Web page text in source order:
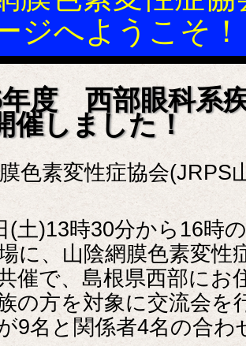
ジへようこそ
度 西部眼科系
催しました！
色素変性症協会
(土)13時30分から16時
に、山陰網膜色素変性
催で、島根県西部にお
の方を対象に交流会を
9名と関係者4名の合わ